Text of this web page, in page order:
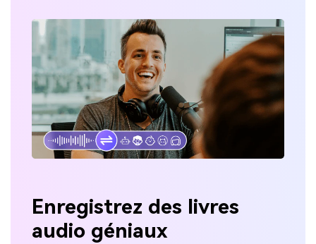
Enregistrez des livres
audio géniaux